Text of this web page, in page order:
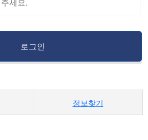
정보찾기